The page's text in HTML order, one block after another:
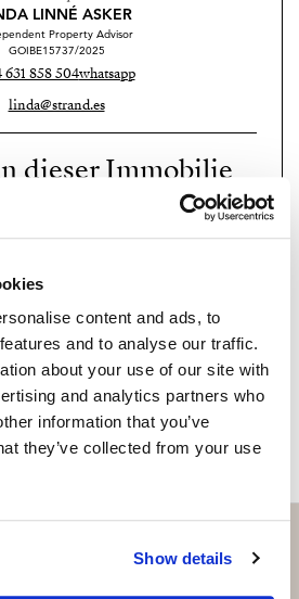
content and ads, to
and to analyse our traffic.
about your use of our site with
and analytics partners who
information that you’ve
they’ve collected from your use
Show details
LINNÉ ASKER
Property Advisor
GOIBE15737/2025
631 858 504whatsapp
linda@strand.es
dieser Immobilie
with the language you
App free of charge.
CONTACT REQUEST
einen privaten
vereinbaren und den ersten
mediterranen Traums zu